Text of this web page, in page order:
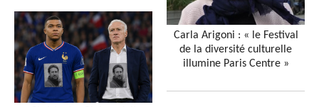
Carla Arigoni : « le Festival
de la diversité culturelle
illumine Paris Centre »